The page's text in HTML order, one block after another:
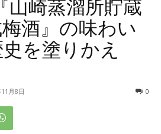
山崎蒸溜所貯蔵
酒』の味わい
を塗りかえ
月8日 0